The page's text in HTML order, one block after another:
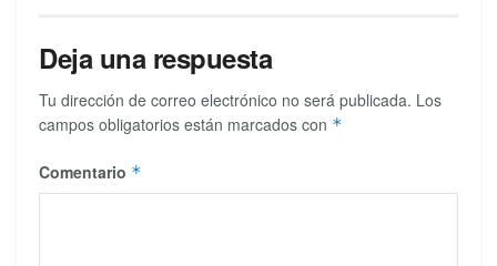
Deja una respuesta
Tu dirección de correo electrónico no será publicada. Los
campos obligatorios están marcados con *
Comentario *